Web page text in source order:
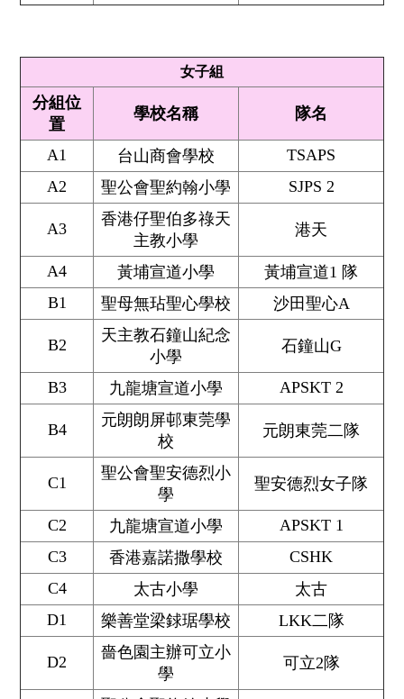
女子組
分組位
置
學校名稱 隊名
A1 台山商會學校
TSAPS
A2
聖公會聖約翰小學 SJPS 2
A3
香港仔聖伯多祿天
主教小學
港天
A4 黃埔宣道小學
黃埔宣道1 隊
B1
聖母無玷聖心學校 沙田聖心A
B2
天主教石鐘山紀念
小學
石鐘山G
B3 九龍塘宣道小學 APSKT 2
B4
元朗朗屏邨東莞學
校
元朗東莞二隊
C1
聖公會聖安德烈小
學
聖安德烈女子隊
C2 九龍塘宣道小學
APSKT 1
C3
香港嘉諾撒學校
CSHK
C4
太古小學
太古
D1
樂善堂梁銶琚學校 LKK二隊
D2
嗇色園主辦可立小
學
可立2隊